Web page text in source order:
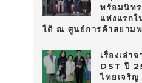
พร้อมนิท
แห่งแรกใ
ใต้ ณ ศูนย์การค้าสยาม
เรื่องเล่า
DST ปี
ไทยเจริญ